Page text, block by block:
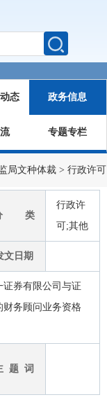
态 政务信息
专题专栏
局文种体裁 > 行政许可
类
行政许
可;其他
文日期
券有限公司与证
财务顾问业务资格
题 词